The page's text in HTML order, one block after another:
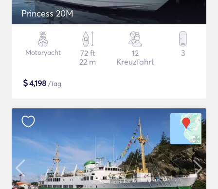
Princess 20M
Motoryacht
72 ft
22 m
12
Kreuzfahrt
3
$4,198 /Tag